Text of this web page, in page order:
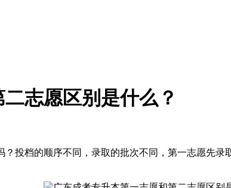
志愿区别是什么？
投档的顺序不同，录取的批次不同，第一志愿先